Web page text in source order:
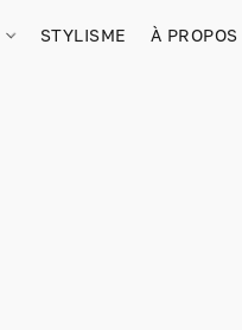
STYLISME À